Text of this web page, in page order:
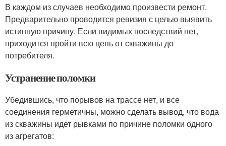
В каждом из случаев необходимо произвести ремонт.
Предварительно проводится ревизия с целью выявить
истинную причину. Если видимых последствий нет,
приходится пройти всю цепь от скважины до
потребителя.
Устранение поломки
Убедившись, что порывов на трассе нет, и все
соединения герметичны, можно сделать вывод, что вода
из скважины идет рывками по причине поломки одного
из агрегатов: